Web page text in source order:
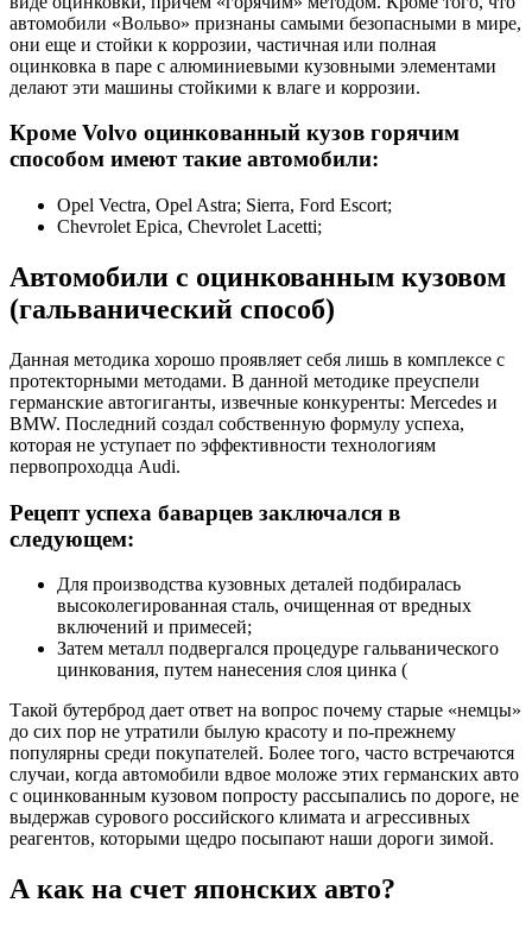
автомобили «Вольво» признаны самыми безопасными в мире,
они еще и стойки к коррозии, частичная или полная
оцинковка в паре с алюминиевыми кузовными элементами
делают эти машины стойкими к влаге и коррозии.
Кроме Volvo оцинкованный кузов горячим
способом имеют такие автомобили:
Opel Vectra, Opel Astra; Sierra, Ford Escort;
Chevrolet Epica, Chevrolet Lacetti;
Автомобили с оцинкованным кузовом
(гальванический способ)
Данная методика хорошо проявляет себя лишь в комплексе с
протекторными методами. В данной методике преуспели
германские автогиганты, извечные конкуренты: Mercedes и
BMW. Последний создал собственную формулу успеха,
которая не уступает по эффективности технологиям
первопроходца Audi.
Рецепт успеха баварцев заключался в
следующем:
Для производства кузовных деталей подбиралась
высоколегированная сталь, очищенная от вредных
включений и примесей;
Затем металл подвергался процедуре гальванического
цинкования, путем нанесения слоя цинка (
Такой бутерброд дает ответ на вопрос почему старые «немцы»
до сих пор не утратили былую красоту и по-прежнему
популярны среди покупателей. Более того, часто встречаются
случаи, когда автомобили вдвое моложе этих германских авто
с оцинкованным кузовом попросту рассыпались по дороге, не
выдержав сурового российского климата и агрессивных
реагентов, которыми щедро посыпают наши дороги зимой.
А как на счет японских авто?